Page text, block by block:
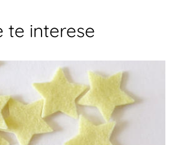
te interese